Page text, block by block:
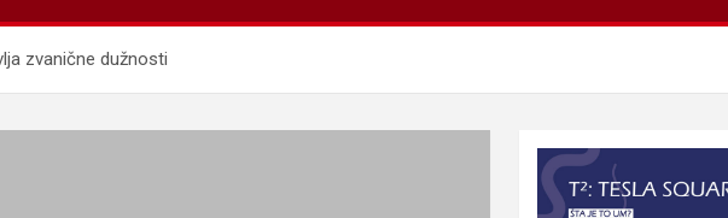
zvanične dužnosti